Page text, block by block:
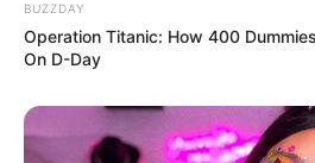
BUZZDAY
Operation Titanic: How 400
On D-Day